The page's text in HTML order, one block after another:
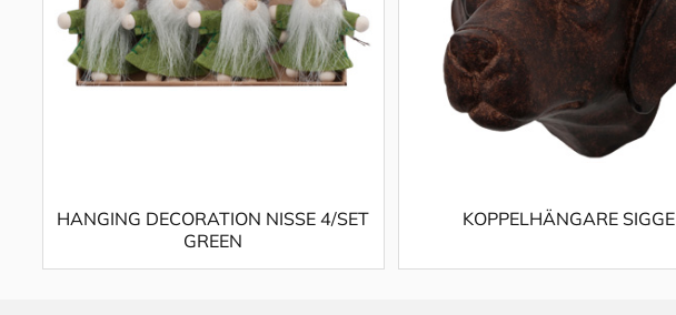
HANGING DECORATION NISSE 4/SET
GREEN
KOPPELHÄNGARE SIGGE